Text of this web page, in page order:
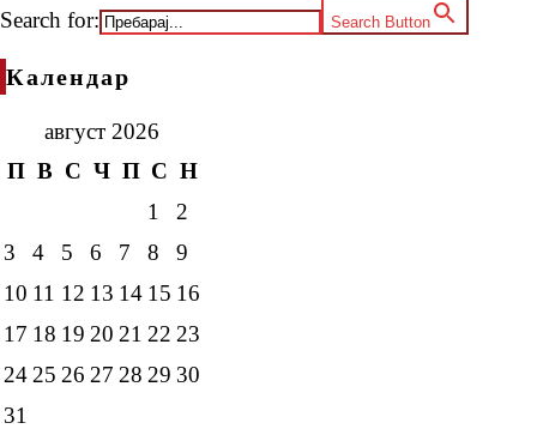
Search for:
Search Button
Календар
август 2026
П В С Ч П С Н
1
2
3
4 5 6 7 8
9
10 11 12 13 14 15 16
17 18 19 20 21 22 23
2425 26 27 28 29 30
31